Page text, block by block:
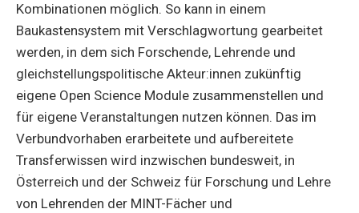
Kombinationen möglich. So kann in einem
Baukastensystem mit Verschlagwortung gearbeitet
werden, in dem sich Forschende, Lehrende und
gleichstellungspolitische Akteur:innen zukünftig
eigene Open Science Module zusammenstellen und
für eigene Veranstaltungen nutzen können. Das im
Verbundvorhaben erarbeitete und aufbereitete
Transferwissen wird inzwischen bundesweit, in
Österreich und der Schweiz für Forschung und Lehre
von Lehrenden der MINT-Fächer und